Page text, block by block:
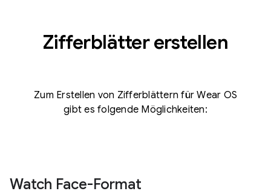
Zifferblätter erstellen
Zum Erstellen von Zifferblättern für Wear OS
gibt es folgende Möglichkeiten:
Watch Face-Format